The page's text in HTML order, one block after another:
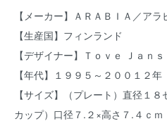
【メーカー】ＡＲＡＢＩＡ／アラ
【生産国】フィンランド
【デザイナー】Ｔｏｖｅ Ｊａｎ
【年代】１９９５～２００１２年
【サイズ】（プレート）直径１
カップ）口径７.２×高さ７.４ｃｍ